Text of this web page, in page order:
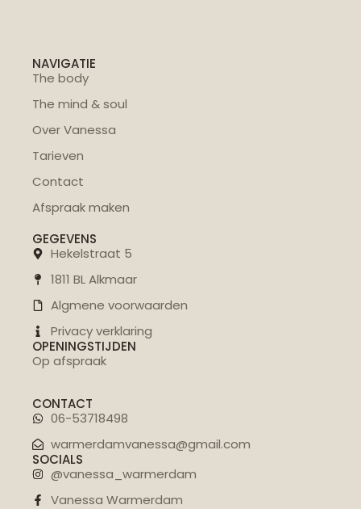
NAVIGATIE
The body
The mind & soul
Over Vanessa
Tarieven
Contact
Afspraak maken
GEGEVENS
Hekelstraat 5
1811 BL Alkmaar
Algmene voorwaarden
Privacy verklaring
OPENINGSTIJDEN
Op afspraak
CONTACT
06-53718498
warmerdamvanessa@gmail.com
SOCIALS
@vanessa_warmerdam
Vanessa Warmerdam